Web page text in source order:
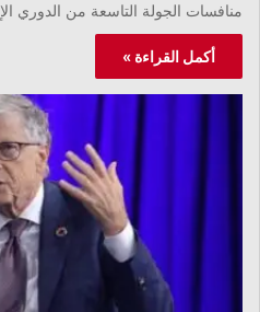
منافسات الجولة التاسعة من الدوري
أكمل القراءة »